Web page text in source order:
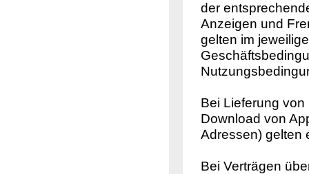
der
Anzeigen und
gelten im
Bei Lieferung
Download von
Adressen) gelten
Bei Verträgen